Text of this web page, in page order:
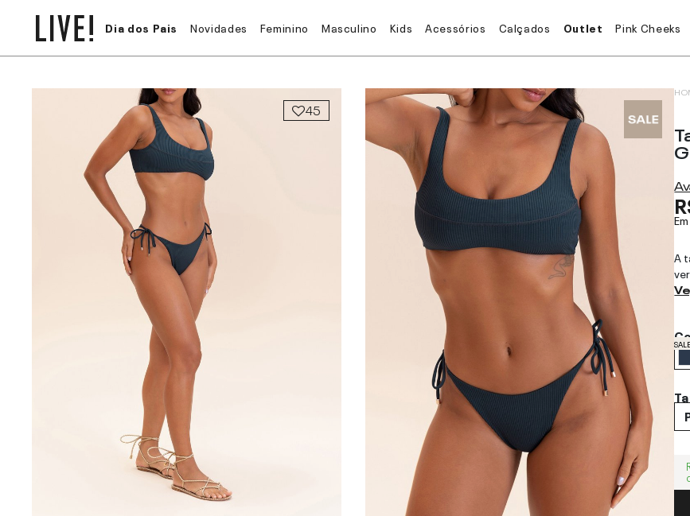
Dia dos Pais Novidades Feminino Masculino Kids Acessórios Calçados Outlet Pink Cheeks
45
A
SALE